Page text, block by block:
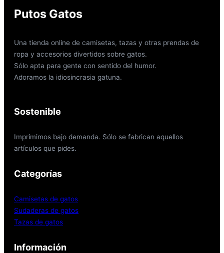
Putos Gatos
Una tienda online de camisetas, tazas y otras prendas de
ropa y accesorios divertidos sobre gatos.
Sólo apta para gente con sentido del humor.
Adoramos la idiosincrasia gatuna.
Sostenible
Imprimimos bajo demanda. Sólo se fabrican aquellos
artículos que pides.
Categorías
Camisetas de gatos
Sudaderas de gatos
Tazas de gatos
Información